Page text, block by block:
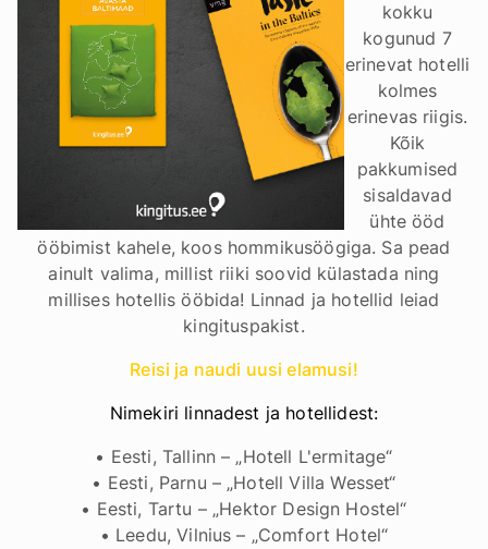
kokku
kogunud 7
erinevat hotelli
kolmes
erinevas riigis.
Kõik
pakkumised
sisaldavad
ühte ööd
ööbimist kahele, koos hommikusöögiga. Sa pead
ainult valima, millist riiki soovid külastada ning
millises hotellis ööbida! Linnad ja hotellid leiad
kingituspakist.
Reisi ja naudi uusi elamusi!
Nimekiri linnadest ja hotellidest:
• Eesti, Tallinn – „Hotell L'ermitage“
• Eesti, Parnu – „Hotell Villa Wesset“
• Eesti, Tartu – „Hektor Design Hostel“
• Leedu, Vilnius – „Comfort Hotel“